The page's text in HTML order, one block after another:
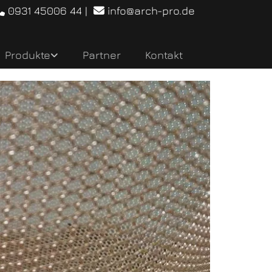
0931 45006 44 |  info@arch-pro.de
Produkte Partner Kontakt